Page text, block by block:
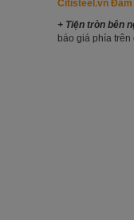
Citisteel.vn Đảm
+ Tiện tròn bên
báo giá phía trên